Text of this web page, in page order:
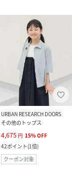
URBAN RESEARCH DOORS
その他のトップス
4,675 円 15%OFF
42ポイント(1倍)
クーポン対象